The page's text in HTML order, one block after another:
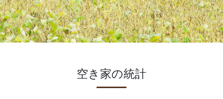
空き家の統計